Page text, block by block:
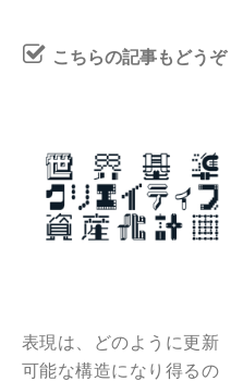
こちらの記事もどうぞ
表現は、どのように更新
可能な構造になり得るの